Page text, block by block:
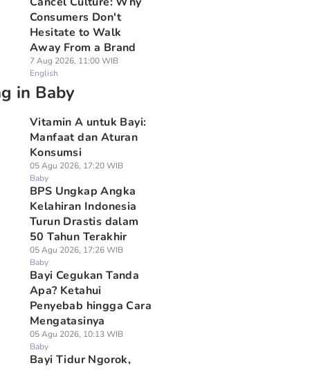
Consumers Don't
Hesitate to Walk
Away From a Brand
7 Aug 2026, 11:00 WIB
English
in Baby
Vitamin A untuk Bayi:
Manfaat dan Aturan
Konsumsi
05 Agu 2026, 17:20 WIB
Baby
BPS Ungkap Angka
Kelahiran Indonesia
Turun Drastis dalam
50 Tahun Terakhir
05 Agu 2026, 17:26 WIB
Baby
Bayi Cegukan Tanda
Apa? Ketahui
Penyebab hingga Cara
Mengatasinya
05 Agu 2026, 10:13 WIB
Baby
Bayi Tidur Ngorok,